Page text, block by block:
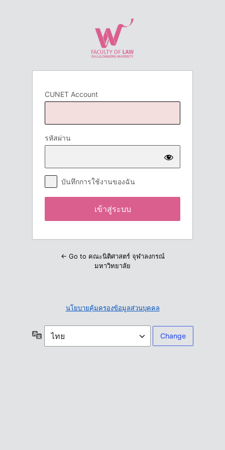
CUNET Account
รหัสผ่าน
บันทึกการใช้งานของฉัน
← Go to คณะนิติศาสตร์ จุฬาลงกรณ์
มหาวิทยาลัย
นโยบายคุ้มครองข้อมูลส่วนบุคคล
ภาษา